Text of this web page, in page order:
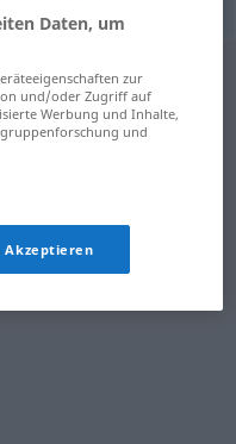
Daten, um
zur
und/oder Zugriff auf
Werbung und Inhalte,
und
Akzeptieren